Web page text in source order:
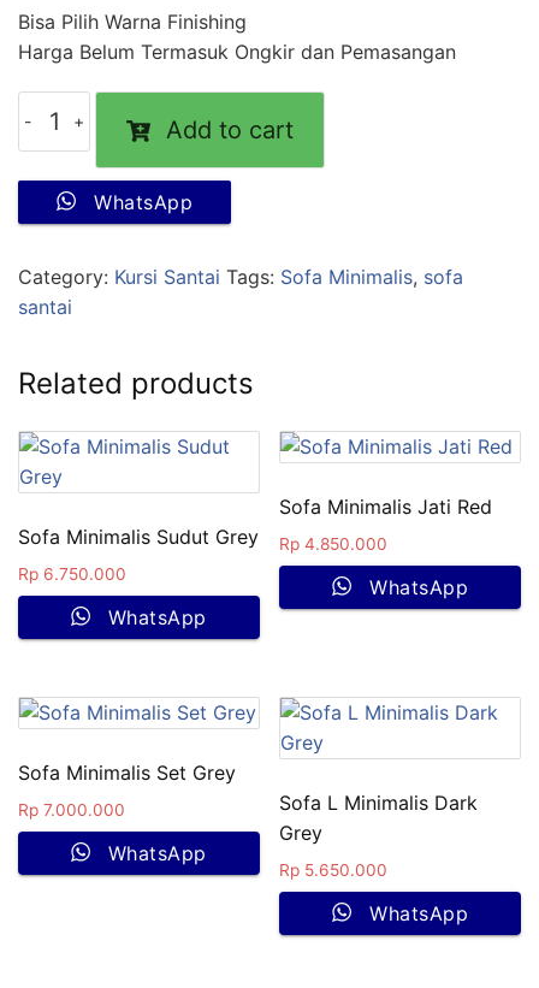
Bisa Pilih Warna Finishing
Harga Belum Termasuk Ongkir dan Pemasangan
Add to cart
WhatsApp
Category: Kursi Santai Tags: Sofa Minimalis, sofa
santai
Related products
Sofa Minimalis Sudut Grey
Rp 6.750.000
WhatsApp
Sofa Minimalis Jati Red
Rp 4.850.000
WhatsApp
Sofa Minimalis Set Grey
Rp 7.000.000
WhatsApp
Sofa L Minimalis Dark
Grey
Rp 5.650.000
WhatsApp